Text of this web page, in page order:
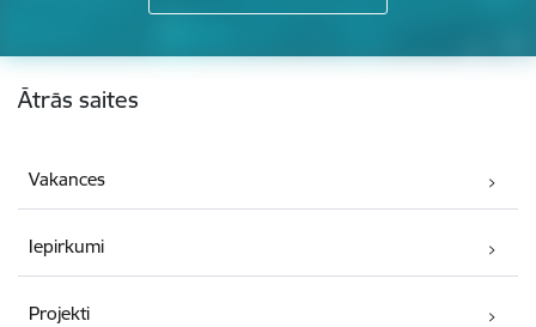
Kājene
Ātrās saites
Vakances
Iepirkumi
Projekti